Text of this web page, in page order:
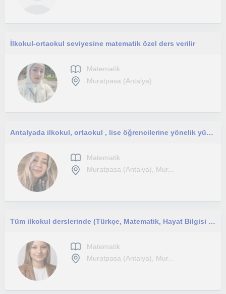
İlkokul-ortaokul seviyesine matematik özel ders verilir
Matematik
Muratpasa (Antalya)
Antalyada ilkokul, ortaokul , lise öğrencilerine yönelik yüz yüze özel ders vermek istiyorum.
Matematik
Muratpasa (Antalya), Mur...
Tüm ilkokul derslerinde (Türkçe, Matematik, Hayat Bilgisi ve diğer branşlar) online eğitim verebilirim
Matematik
Muratpasa (Antalya), Mur...